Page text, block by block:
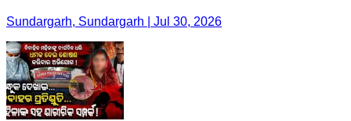
Sundargarh, Sundargarh | Jul 30, 2026